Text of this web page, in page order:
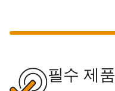
필수 제품